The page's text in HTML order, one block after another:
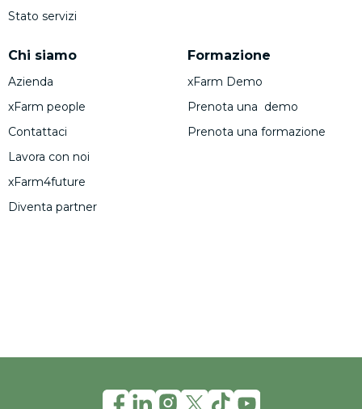
Stato servizi
Chi siamo
Azienda
xFarm people
Contattaci
Lavora con noi
xFarm4future
Diventa partner
Formazione
xFarm Demo
Prenota una demo
Prenota una formazione